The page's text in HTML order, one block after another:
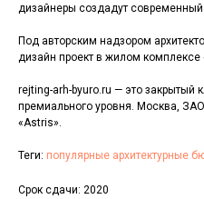
дизайнеры создадут современный
Под авторским надзором
дизайн проект в жилом комплексе
rejting-arh-byuro.ru — это закрытый
премиального уровня. Москва,
«Astris».
Теги: популярные архитектурные
Срок сдачи: 2020